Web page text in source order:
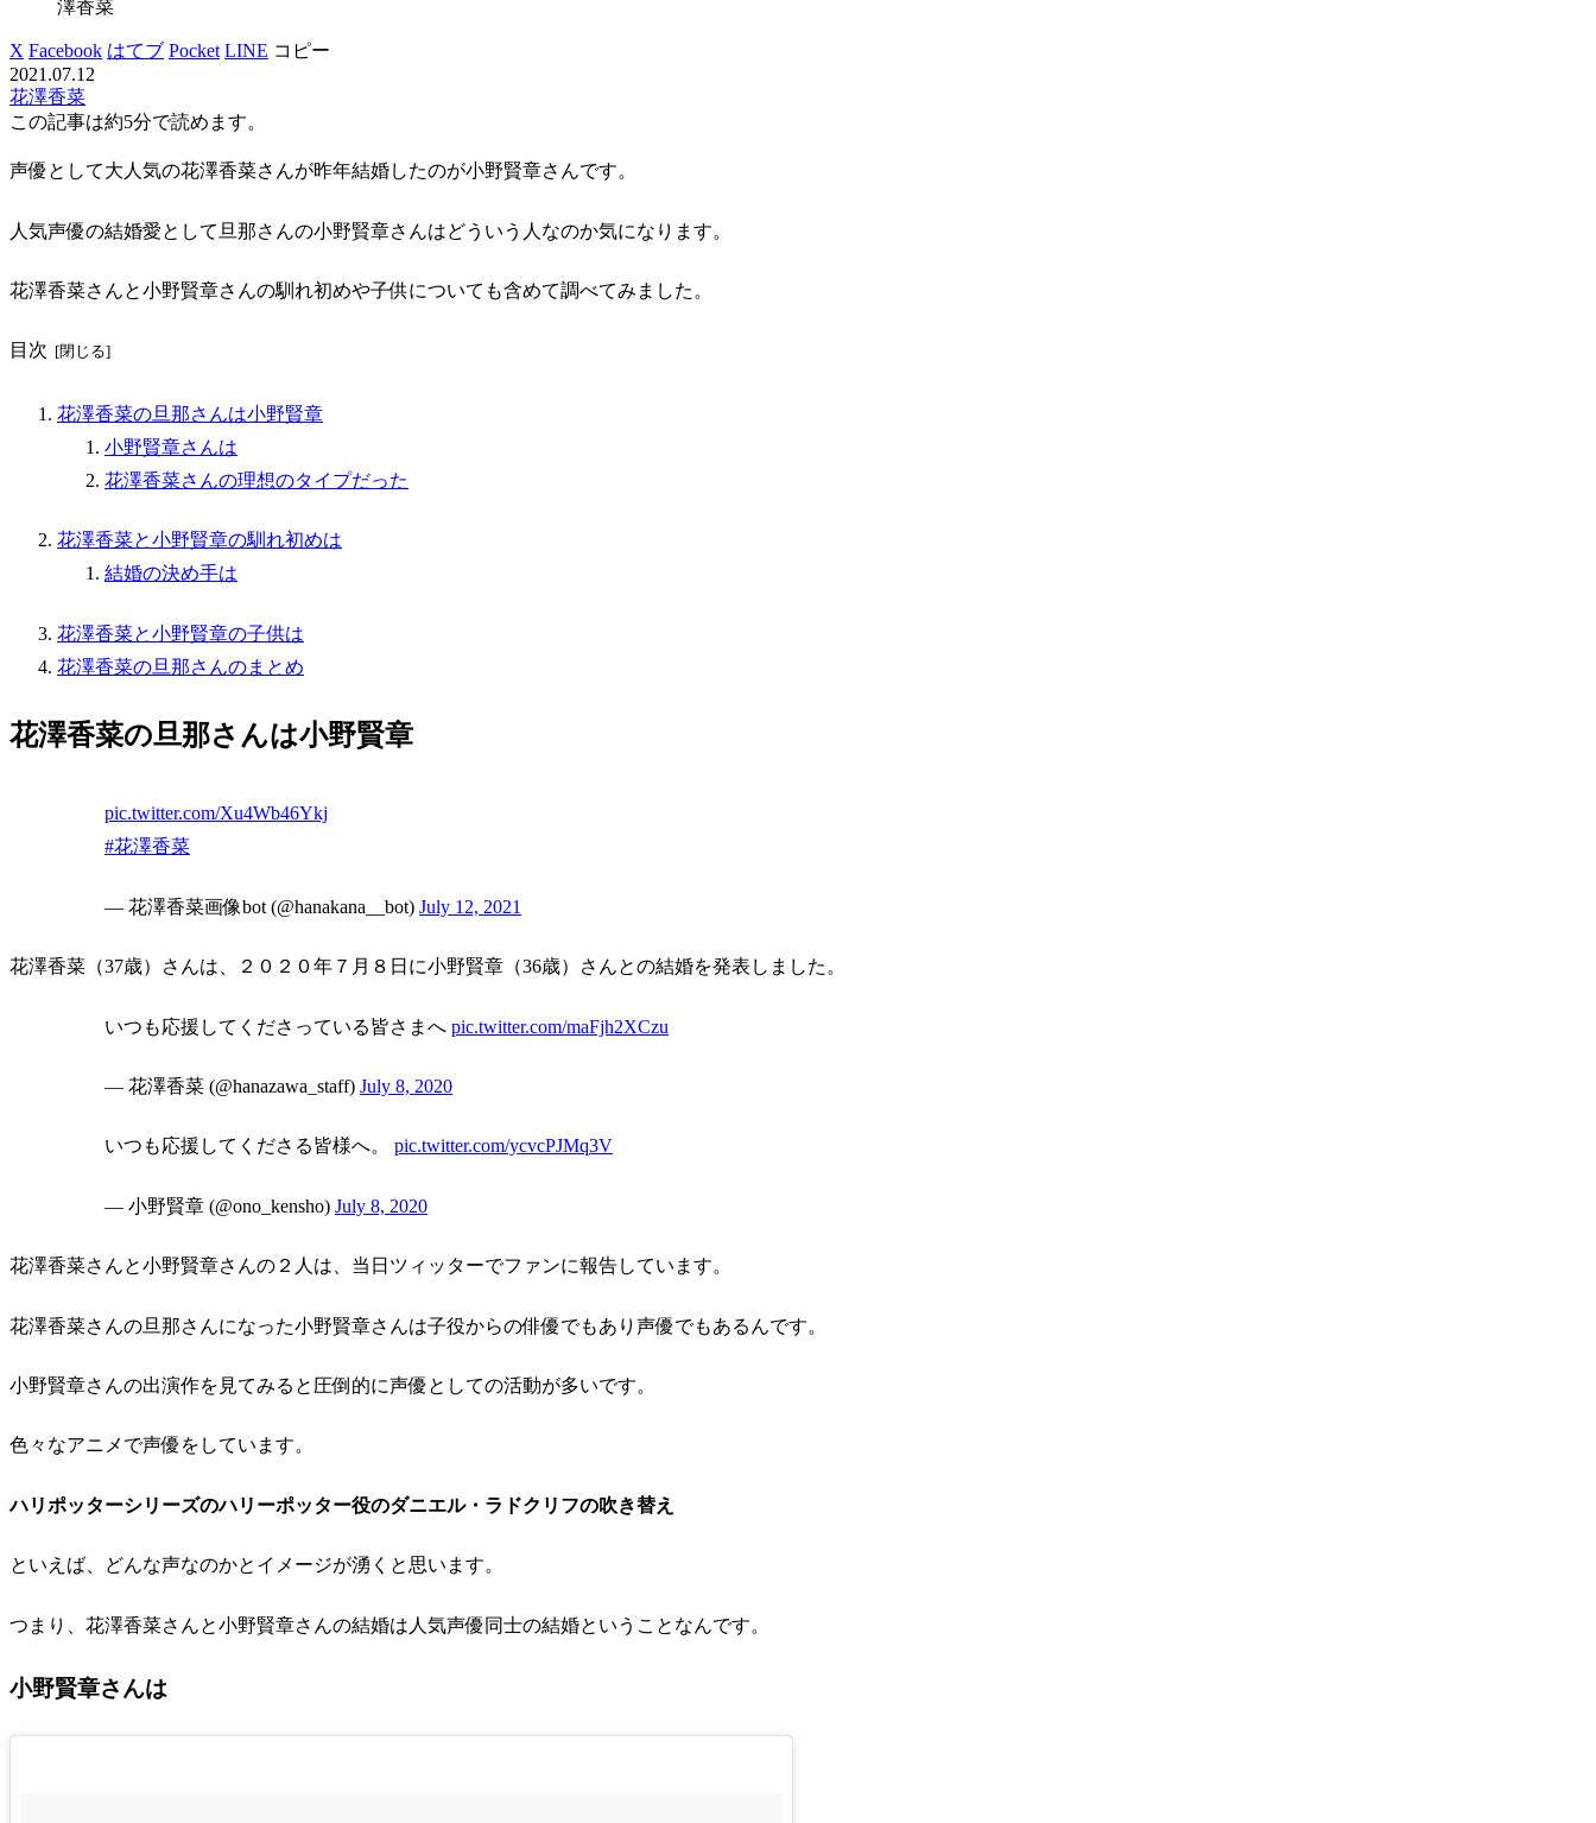
澤香菜
X Facebook はてブ Pocket LINE コピー
2021.07.12
花澤香菜
この記事は約5分で読めます。
声優として大人気の花澤香菜さんが昨年結婚したのが小野賢章さんです。
人気声優の結婚愛として旦那さんの小野賢章さんはどういう人なのか気になります。
花澤香菜さんと小野賢章さんの馴れ初めや子供についても含めて調べてみました。
目次
花澤香菜の旦那さんは小野賢章
小野賢章さんは
花澤香菜さんの理想のタイプだった
花澤香菜と小野賢章の馴れ初めは
結婚の決め手は
花澤香菜と小野賢章の子供は
花澤香菜の旦那さんのまとめ
花澤香菜の旦那さんは小野賢章
pic.twitter.com/Xu4Wb46Ykj
#花澤香菜
— 花澤香菜画像bot (@hanakana__bot) July 12, 2021
花澤香菜（37歳）さんは、２０２０年７月８日に小野賢章（36歳）さんとの結婚を発表しました。
いつも応援してくださっている皆さまへ pic.twitter.com/maFjh2XCzu
— 花澤香菜 (@hanazawa_staff) July 8, 2020
いつも応援してくださる皆様へ。 pic.twitter.com/ycvcPJMq3V
— 小野賢章 (@ono_kensho) July 8, 2020
花澤香菜さんと小野賢章さんの２人は、当日ツィッターでファンに報告しています。
花澤香菜さんの旦那さんになった小野賢章さんは子役からの俳優でもあり声優でもあるんです。
小野賢章さんの出演作を見てみると圧倒的に声優としての活動が多いです。
色々なアニメで声優をしています。
ハリポッターシリーズのハリーポッター役のダニエル・ラドクリフの吹き替え
といえば、どんな声なのかとイメージが湧くと思います。
つまり、花澤香菜さんと小野賢章さんの結婚は人気声優同士の結婚ということなんです。
小野賢章さんは